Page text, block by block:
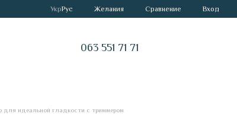
УкрРус Желания Сравнение Вход
063 551 71 71
для идеальной гладкости с триммером